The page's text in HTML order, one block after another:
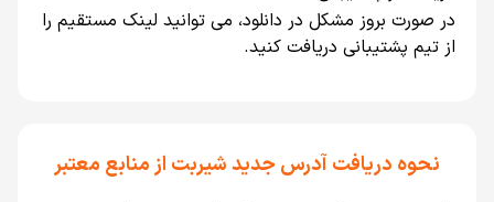
در صورت بروز مشکل در دانلود، می‌ توانید لینک مستقیم را
از تیم پشتیبانی دریافت کنید.
نحوه دريافت آدرس جديد شيربت از منابع معتبر